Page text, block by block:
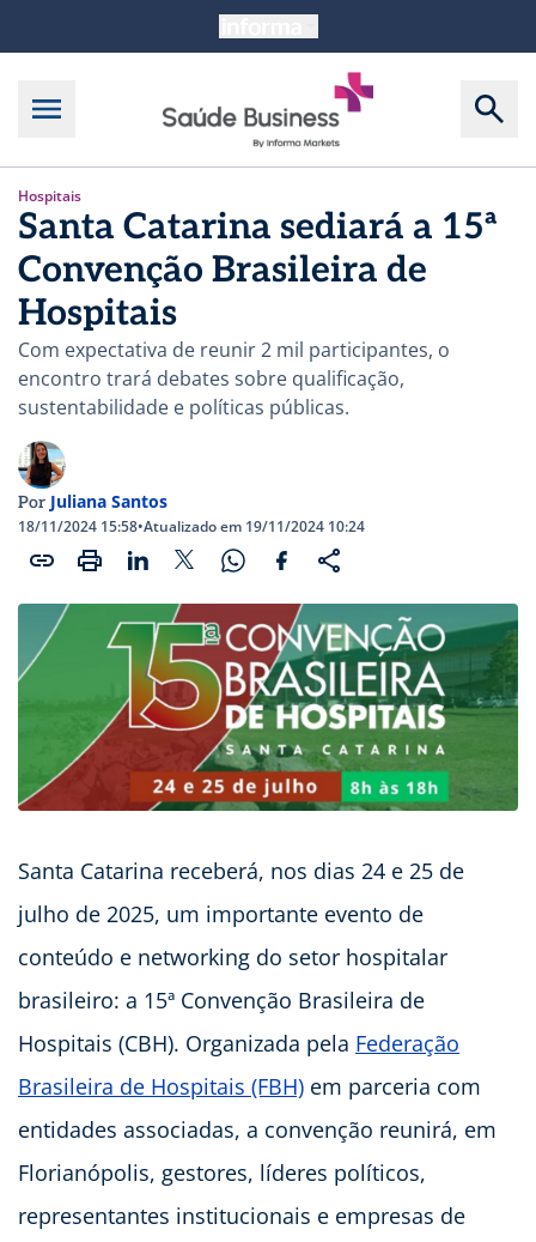
Hospitais
Santa Catarina sediará a 15ª
Convenção Brasileira de
Hospitais
Com expectativa de reunir 2 mil participantes, o
encontro trará debates sobre qualificação,
sustentabilidade e políticas públicas.
Por Juliana Santos
18/11/2024 15:58•Atualizado em 19/11/2024 10:24
Santa Catarina receberá, nos dias 24 e 25 de
julho de 2025, um importante evento de
conteúdo e networking do setor hospitalar
brasileiro: a 15ª Convenção Brasileira de
Hospitais (CBH). Organizada pela Federação
Brasileira de Hospitais (FBH) em parceria com
entidades associadas, a convenção reunirá, em
Florianópolis, gestores, líderes políticos,
representantes institucionais e empresas de